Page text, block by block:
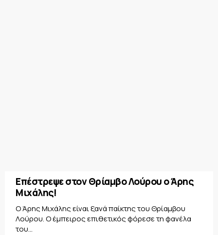
Επέστρεψε στον Θρίαμβο Λούρου ο Άρης
Μιχάλης!
Ο Άρης Μιχάλης είναι ξανά παίκτης του Θρίαμβου
Λούρου. Ο έμπειρος επιθετικός φόρεσε τη φανέλα
του...